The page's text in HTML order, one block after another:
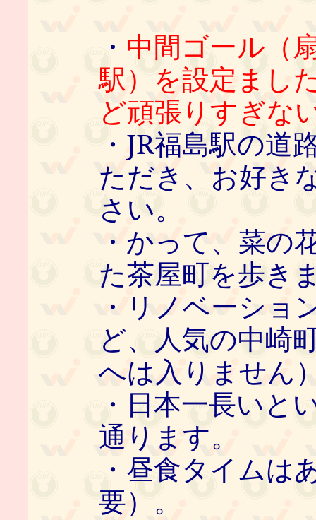
・ 中間ゴール（
駅）を設定まし
ど頑張りすぎな
・JR福島駅の道
ただき、お好き
さい。
・かって、菜の
た茶屋町を歩き
・リノベーショ
ど、人気の中崎
へは入りません
・日本一長いと
通ります。
・昼食タイムは
要）。